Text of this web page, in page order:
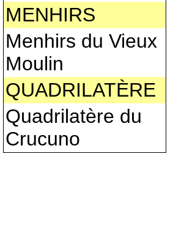
MENHIRS
Menhirs du Vieux
Moulin
QUADRILATÈRE
Quadrilatère du
Crucuno